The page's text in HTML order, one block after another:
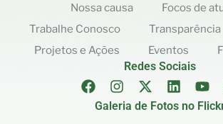
Nossa causa
Focos de
Trabalhe Conosco
Transparência
Projetos e Ações
Eventos
Redes Sociais
Galeria de Fotos no